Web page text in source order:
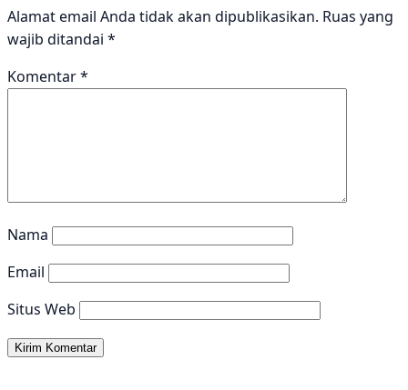
Alamat email Anda tidak akan dipublikasikan. Ruas yang
wajib ditandai *
Komentar*
Nama
Email
Situs Web